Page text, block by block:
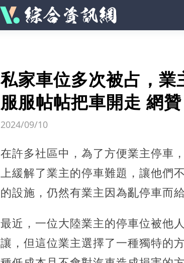
私家車位多次被占，業
服服帖帖把車開走 網
2024/09/10
在許多社區中，為了方便業主停車
上緩解了業主的停車難題，讓他們
的設施，仍然有業主因為亂停車而
最近，一位大陸業主的停車位被他
讓，但這位業主選擇了一種獨特的